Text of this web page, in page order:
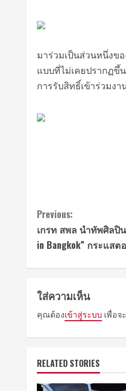
มาร่วมเป็นส่วนหนึ่งข
แบบที่ไม่เคยปรากฏขึ้
การรับสิทธิ์เข้าร่วมงา
Continue
Reading
Previous:
เกรท สพล นำทัพศิลปิน
in Bangkok” กระแสตอ
ใส่ความเห็น
คุณต้องเข้าสู่ระบบ เพื่อ
RELATED STORIES